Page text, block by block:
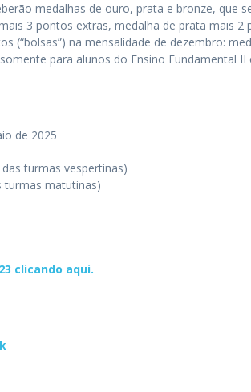
medalhas de ouro, prata e bronze, que
3 pontos extras, medalha de prata mais
(“bolsas”) na mensalidade de dezembro:
para alunos do Ensino Fundamental II
de 2025
turmas vespertinas)
turmas matutinas)
clicando aqui.